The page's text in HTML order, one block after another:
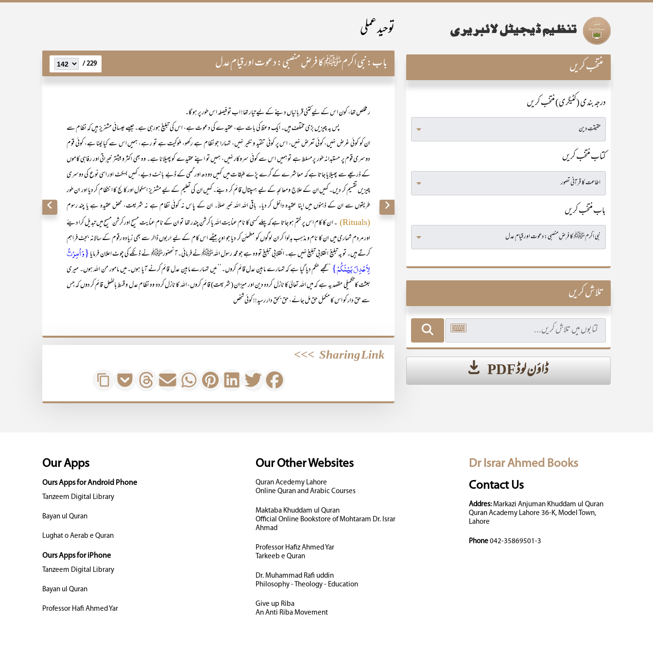
توحید عملی
باب:نبی اکرمﷺ کا فرضِ منصبی: دعوت اور قیام ِعدل 229 /
ر مخلص تھا، کون اس کے لیے کتنی قربانیاں دینے کے لیے تیار تھا! اب تو فیصلہ اس طور پر ہو گا۔
پس یہ چیزیں بڑی مختلف ہیں۔ ایک وعظ کی بات ہے، عقیدے کی دعوت ہے، اس کی تبلیغ ہورہی ہے۔ جیسے عیسائی مشنریز ہیں کہ نظام سے
ان کو کوئی غرض نہیں، کوئی تعرض نہیں، اس پر کوئی تنقید و نکیر نہیں، تمہارا جو نظام ہے رکھو، ملوکیت ہے تو رہے، ہمیں اس سے کیا لینا ہے، کوئی قوم
دوسری قوم پر مستبدانہ طور پرمسلط ہے تو ہمیں اس سے کوئی سروکار نہیں، ہمیں تو اپنے عقیدے کو پھیلانا ہے۔ وہ بھی اکثر وبیشتر خیراتی اور رفاہی کاموں
کے ذریعے سے پھیلایا جاتا ہے کہ معاشرے کے گرے پڑے طبقات میں کہیں دودھ اور گھی کے ڈبے بانٹ دیے، کہیں بسکٹ اور اسی نوع کی دوسری
چیزیں تقسیم کر دیں۔ کہیں ان کے علاج ومعالجہ کے لیے ہسپتال قائم کر دیئے۔ کہیں ان کی تعلیم کے لیے مشنریز اسکول اور کالج کا انتظام کر دیا اور ان طور
طریقوں سے ان کے ذہنوں میں اپنا عقیدہ داخل کر دیا۔ باقی اللہ اللہ خیر صلاّ۔ ان کے پاس نہ کوئی نظام ہے نہ شریعت، محض عقیدہ ہے یا چند رسوم
(Rituals)
۔ ا ن کا کام اس پر ختم ہو جاتا ہے کہ پہلے کسی کا نام عنایت اللہ یا کرشن چندر تھا تو ان کے نام عنایت مسیح اور کرشن مسیح میں تبدیل کرا دیئے
اور مردم شماری میں ان کا نام و مذہب بدلوا کر ان لوگوں کو مطمئن کر دیا جو اوپر بیٹھے اس کام کے لیے اربوں ڈالر سے بھی زیادہ رقوم کے سالانہ بجٹ فراہم
کرتے ہیں۔ تو یہ تبلیغ انقلابی تبلیغ نہیں ہے۔ انقلابی تبلیغ تو وہ ہے جو محمد رسول اللہﷺ نے فرمائی۔ آنحضورﷺ نے ڈنکے کی چوٹ اعلان فرمایا{وَ اُمِرۡتُ
لِاَعۡدِلَ بَیۡنَکُمۡ} ’’مجھے حکم دیا گیا ہے کہ تمہارے مابین عدل قائم کروں۔‘‘ میں تمہارے مابین عدل قائم کرنے آیا ہوں۔ میں مامور من اللہ ہوں۔ میری
بعثت کا تکمیلی مقصد یہ ہے کہ میں اللہ تعالیٰ کا نازل کردہ دین اور میزان (شریعت) قائم کروں، اللہ کا نازل کردہ وہ نظام عدل و قسط بالفعل قائم کر دوں کہ جس
سے حق دار کو اس کا مکمل حق مل جائے، حق بحق دار رسید!! کوئی شخص
Sharing Link
>>>
منتخب کریں
درجہ بندی (کٹیگری) منتخب کریں
کتاب منتخب کریں
باب منتخب کریں
تلاش کریں
ڈاؤن لوڈ PDF
Dr Israr Ahmed Books
Contact Us
Addres:Markazi Anjuman Khuddam ul Quran
Quran Academy Lahore 36-K, Model Town,
Lahore
Phone 042-35869501-3
Our Other Websites
Quran Acedemy Lahore
Online Quran and Arabic Courses
Maktaba Khuddam ul Quran
Official Online Bookstore of Mohtaram Dr. Israr
Ahmad
Professor Hafiz Ahmed Yar
Tarkeeb e Quran
Dr. Muhammad Rafi uddin
Philosophy - Theology - Education
Give up Riba
An Anti Riba Movement
Our Apps
Ours Apps for Android Phone
Tanzeem Digital Library
Bayan ul Quran
Lughat o Aerab e Quran
Ours Apps for iPhone
Tanzeem Digital Library
Bayan ul Quran
Professor Hafi Ahmed Yar